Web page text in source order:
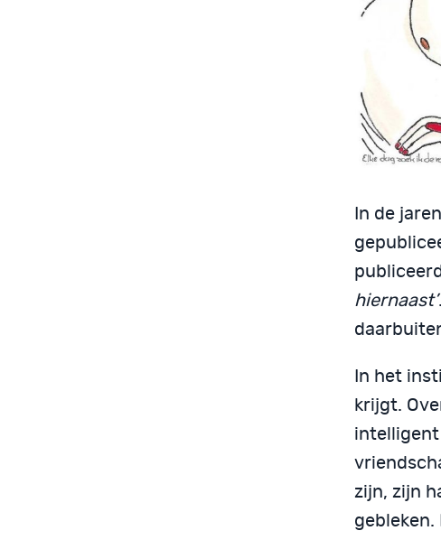
In de
hiernaast’
In het
krijgt.
intelligent
zijn, zijn